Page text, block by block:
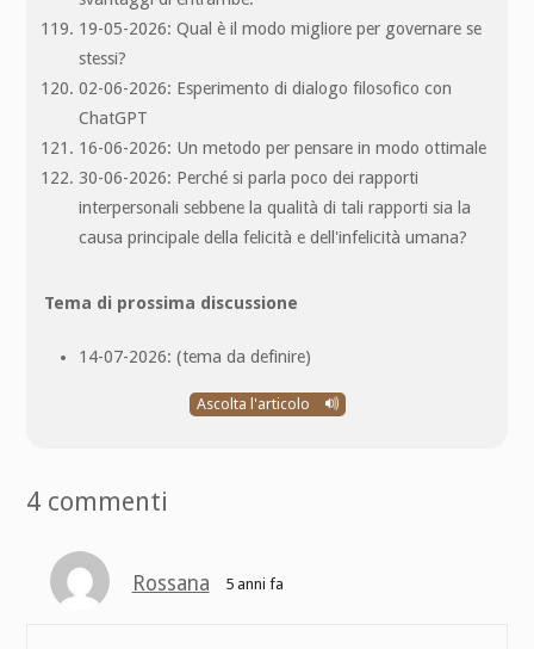
19-05-2026: Qual è il modo migliore per governare se
stessi?
02-06-2026: Esperimento di dialogo filosofico con
ChatGPT
16-06-2026: Un metodo per pensare in modo ottimale
30-06-2026: Perché si parla poco dei rapporti
interpersonali sebbene la qualità di tali rapporti sia la
causa principale della felicità e dell'infelicità umana?
Tema di prossima discussione
14-07-2026: (tema da definire)
Ascolta l'articolo
4 commenti
Rossana 5 anni fa